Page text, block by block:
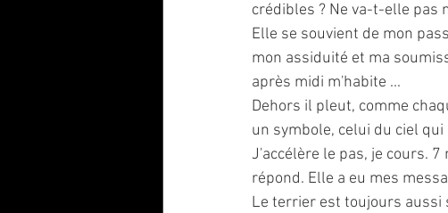
crédibles ? Ne va-t-elle pas
Elle se souvient de mon
mon assiduité et ma
après midi m'habite ...
Dehors il pleut, comme
un symbole, celui du ciel
J'accélère le pas, je cours.
répond. Elle a eu mes
Le terrier est toujours aussi